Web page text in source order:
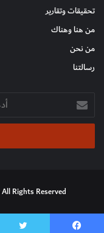
تحقيقات وتقارير
من هنا وهناك
من نحن
رسالتنا
أدخل
بريدك
الإلكتروني
Rights Reserved